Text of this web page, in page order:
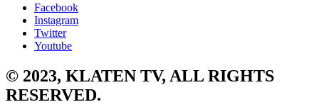
Facebook
Instagram
Twitter
Youtube
© 2023, KLATEN TV, ALL RIGHTS
RESERVED.